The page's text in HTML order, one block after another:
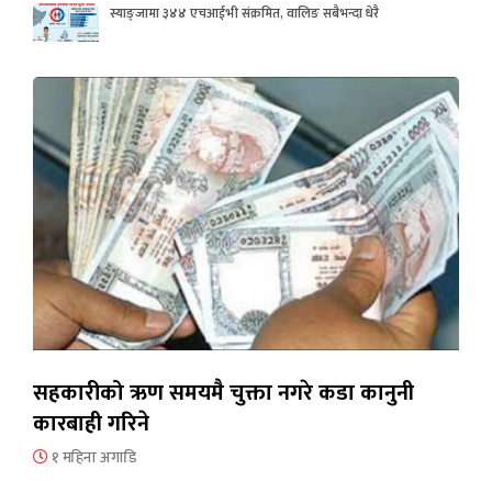
स्याङ्जामा ३४४ एचआईभी संक्रमित, वालिङ सबैभन्दा धेरै
सहकारीको ऋण समयमै चुक्ता नगरे कडा कानुनी
कारबाही गरिने
१ महिना अगाडि